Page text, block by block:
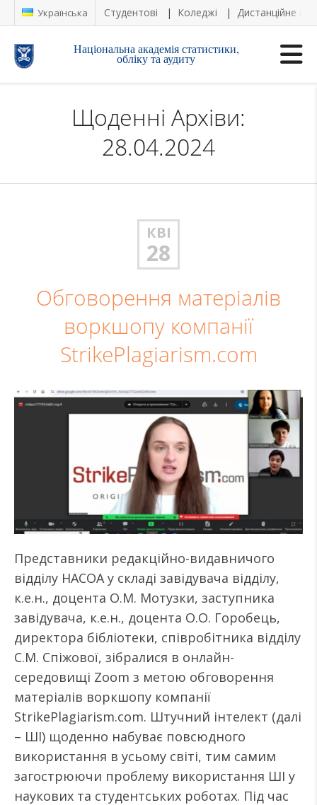
Українська Студентові Коледжі Дистанційне
Національна академія статистики,
обліку та аудиту
Щоденні Архіви:
28.04.2024
КВІ
28
Обговорення матеріалів
воркшопу компанії
StrikePlagiarism.com
Представники редакційно-видавничого
відділу НАСОА у складі завідувача відділу,
к.е.н., доцента О.М. Мотузки, заступника
завідувача, к.е.н., доцента О.О. Горобець,
директора бібліотеки, співробітника відділу
С.М. Спіжової, зібралися в онлайн-
середовищі Zoom з метою обговорення
матеріалів воркшопу компанії
StrikePlagiarism.com. Штучний інтелект (далі
– ШІ) щоденно набуває повсюдного
використання в усьому світі, тим самим
загострюючи проблему використання ШІ у
наукових та студентських роботах. Під час